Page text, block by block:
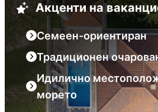
Акценти на
Семеен-ориентиран
Традиционен
Идилично
морето